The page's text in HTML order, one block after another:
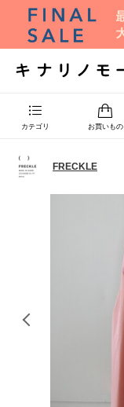
カテゴリ お買いもの
FRECKLE